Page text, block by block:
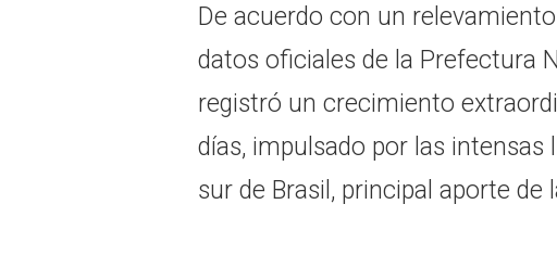
De acuerdo con un
datos oficiales de la Prefectura
registró un crecimiento
días, impulsado por las intensas
sur de Brasil, principal aporte de